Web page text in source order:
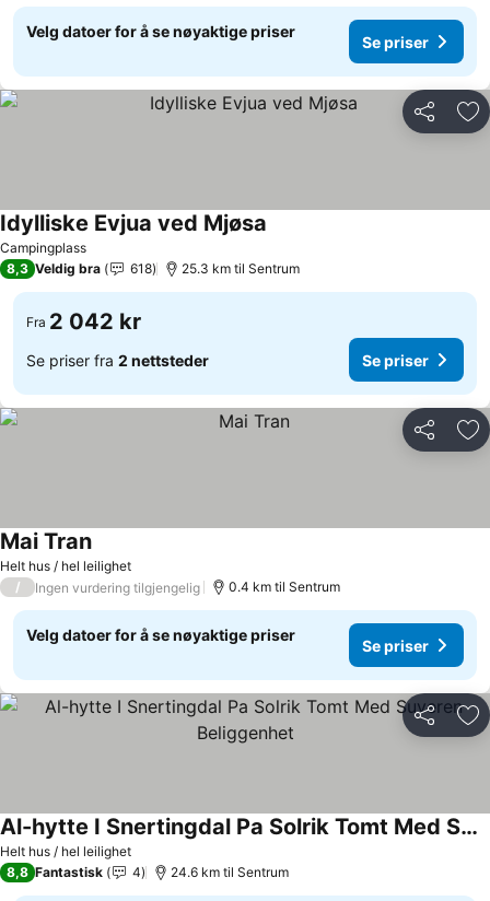
Velg datoer for å se nøyaktige priser
Se priser
Del
Campingplass
Idylliske Evjua ved Mjøsa
8,3 Veldig bra 618 25.3 km til Sentrum
Fra 2 042 kr
Se priser fra 2 nettsteder Se priser
Del
Helt hus / hel leilighet
Mai Tran
/ Ingen vurdering tilgjengelig 0.4 km til Sentrum
Velg datoer for å se nøyaktige priser
Se priser
Del
Helt hus / hel leilighet
Al-hytte I Snertingdal Pa Solrik Tomt Med Suveren Beliggenhet
8,8 Fantastisk 4 24.6 km til Sentrum